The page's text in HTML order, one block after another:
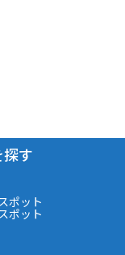
す
ポット
ポット